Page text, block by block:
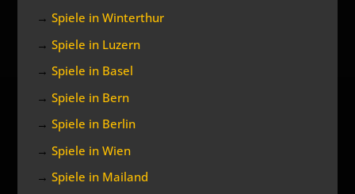
→Spiele in Winterthur
→Spiele in Luzern
→Spiele in Basel
→Spiele in Bern
→Spiele in Berlin
→Spiele in Wien
→Spiele in Mailand